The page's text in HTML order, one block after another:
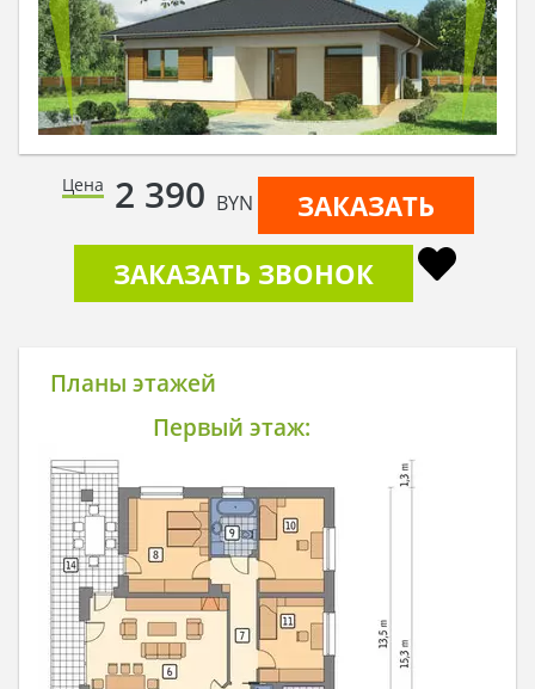
Цена 2 390 BYN
ЗАКАЗАТЬ
ЗАКАЗАТЬ ЗВОНОК
Планы этажей
Первый этаж: